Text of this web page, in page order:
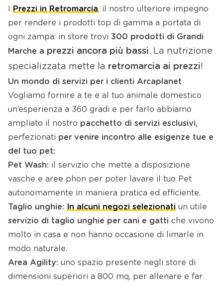
Prezzi in Retromarcia, il nostro ulteriore impegno
per rendere i prodotti top di gamma a portata di
ogni zampa: in store trovi 300 prodotti di Grandi
Marche a prezzi ancora più bassi. La nutrizione
specializzata mette la retromarcia ai prezzi!
Un mondo di servizi per i clienti Arcaplanet
Vogliamo fornire a te e al tuo animale domestico
un’esperienza a 360 gradi e per farlo abbiamo
ampliato il nostro pacchetto di servizi esclusivi,
perfezionati per venire incontro alle esigenze tue e
del tuo pet:
Pet Wash: il servizio che mette a disposizione
vasche e aree phon per poter lavare il tuo Pet
autonomamente in maniera pratica ed efficiente.
Taglio unghie:
In alcuni negozi selezionati un utile
servizio di taglio unghie per cani e gatti che vivono
molto in casa e non hanno occasione di limarle in
modo naturale.
Area Agility: uno spazio presente negli store di
dimensioni superiori a 800 mq, per allenare e far